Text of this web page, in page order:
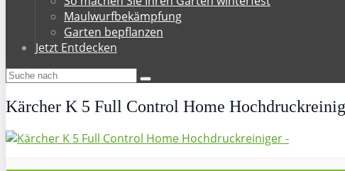
Maulwurfbekämpfung
Garten bepflanzen
Jetzt Entdecken
Kärcher K 5 Full Control Home